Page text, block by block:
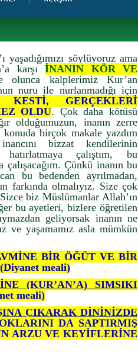
söylüyoruz ama
karşı İNANIN KÖR VE
olunca kalplerimiz Kur’an
nuru ile nurlanmadığı için
GERÇEKLERİ
OLDU. Çok daha kötüsü
olduğumuzun, inanın zerre
birçok makale yazdım
bizzat kendilerinin
hatırlatmaya çalıştım, bu
çalışacağım. Çünkü inanın bu
bu bedenden ayrılmadan,
farkında olmalıyız. Size çok
biz Müslümanlar Allah’ın
bu ayetleri, bizlere öğretilen
geliyorsak inanın ne
ve yaşamamız asla mümkün
BİR ÖĞÜT VE BİR
(Diyanet meali)
(KUR’AN’A) SIMSIKI
meali)
ÇIKARAK DİNİNİZDE
DA SAPTIRMIŞ
ARZU VE KEYİFLERİNE